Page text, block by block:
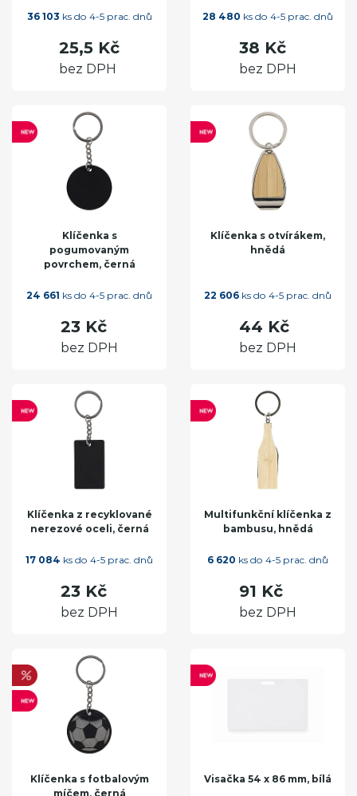
36 103 ks do 4-5 prac. dnů
25,5 Kč
bez DPH
28 480 ks do 4-5 prac. dnů
38 Kč
bez DPH
Klíčenka s
pogumovaným
povrchem, černá
24 661 ks do 4-5 prac. dnů
23 Kč
bez DPH
Klíčenka s otvírákem,
hnědá
22 606 ks do 4-5 prac. dnů
44 Kč
bez DPH
Klíčenka z recyklované
nerezové oceli, černá
17 084 ks do 4-5 prac. dnů
23 Kč
bez DPH
Multifunkční klíčenka z
bambusu, hnědá
6 620 ks do 4-5 prac. dnů
91 Kč
bez DPH
Klíčenka s fotbalovým
míčem, černá
Visačka 54 x 86 mm, bílá